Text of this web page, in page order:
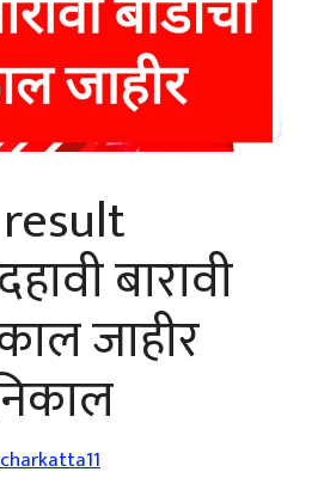
result
बारावी
जाहीर